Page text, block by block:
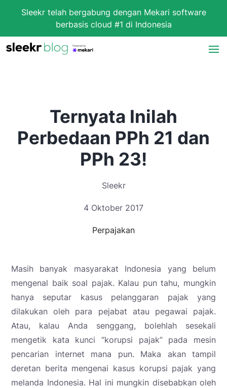
Sleekr telah bergabung dengan Mekari software
berbasis cloud #1 di Indonesia
Ternyata Inilah
Perbedaan PPh 21 dan
PPh 23!
Sleekr
4 Oktober 2017
Perpajakan
Masih banyak masyarakat Indonesia yang belum
mengenal baik soal pajak. Kalau pun tahu, mungkin
hanya seputar kasus pelanggaran pajak yang
dilakukan oleh para pejabat atau pegawai pajak.
Atau, kalau Anda senggang, bolehlah sesekali
mengetik kata kunci “korupsi pajak” pada mesin
pencarian internet mana pun. Maka akan tampil
deretan berita mengenai kasus korupsi pajak yang
melanda Indonesia. Hal ini mungkin disebabkan oleh